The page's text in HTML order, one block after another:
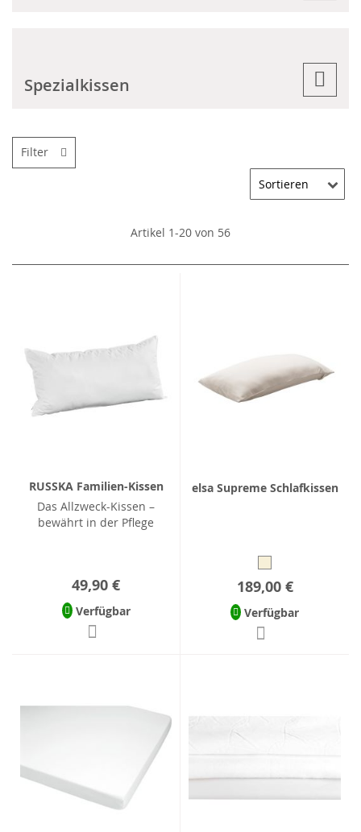
Spezialkissen
Artikel 1-20 von 56
RUSSKA Familien-Kissen
Das Allzweck-Kissen –
bewährt in der Pflege
49,90 €
Verfügbar
elsa Supreme Schlafkissen
189,00 €
Verfügbar
Filter